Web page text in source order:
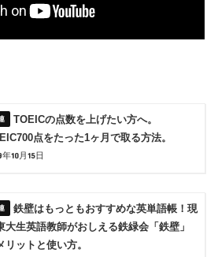
TOEICの点数を上げたい方へ。
点をたった1ヶ月で取る方法。
年10月15日
鉄壁はもっともおすすめな英単語帳！現
大生英語教師がおしえる鉄緑会「鉄壁」
リットと使い方。